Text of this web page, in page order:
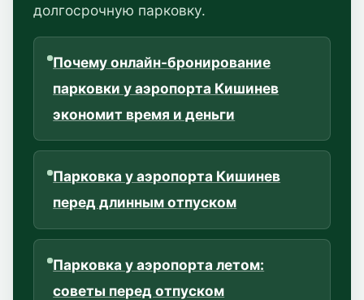
долгосрочную парковку.
Почему онлайн-бронирование
парковки у аэропорта Кишинев
экономит время и деньги
Парковка у аэропорта Кишинев
перед длинным отпуском
Парковка у аэропорта летом:
советы перед отпуском